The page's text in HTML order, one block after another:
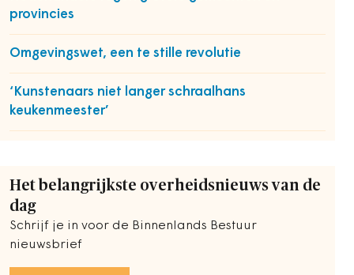
provincies
Omgevingswet, een te stille revolutie
‘Kunstenaars niet langer schraalhans
keukenmeester’
Het belangrijkste overheidsnieuws van de
dag
Schrijf je in voor de Binnenlands Bestuur
nieuwsbrief